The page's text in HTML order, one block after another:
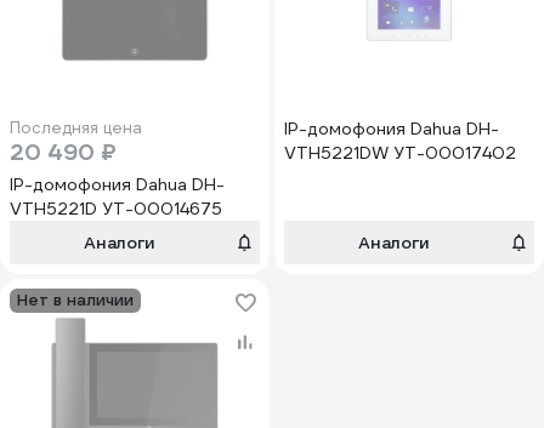
Последняя цена
20 490 ₽
IP-домофония Dahua DH-
VTH5221D УТ-00014675
Аналоги
IP-домофония Dahua DH-
VTH5221DW УТ-00017402
Аналоги
Нет в наличии